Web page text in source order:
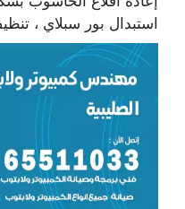
استبدال بور سبلاي ،